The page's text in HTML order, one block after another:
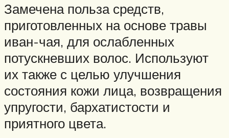
Замечена польза средств,
приготовленных на основе травы
иван-чая, для ослабленных
потускневших волос. Используют
их также с целью улучшения
состояния кожи лица, возвращения
упругости, бархатистости и
приятного цвета.